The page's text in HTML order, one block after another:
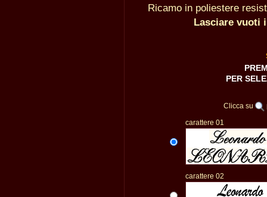
Ricamo in poliestere
Lasciare vuoti
PER
Clicca su
carattere 01
carattere 02